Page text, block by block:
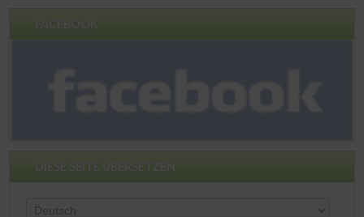
FACEBOOK
DIESE SEITE ÜBERSETZEN